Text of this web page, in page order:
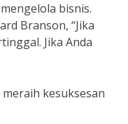
bisnis.
Branson, “Jika
Jika Anda
kesuksesan